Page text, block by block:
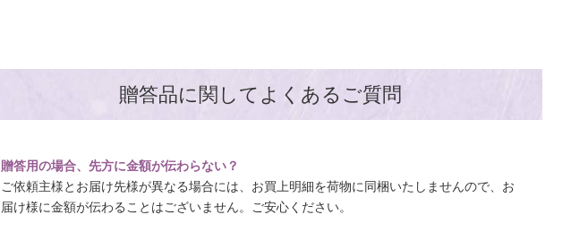
贈答品に関してよくあるご質問
贈答用の場合、先方に金額が伝わらない？
ご依頼主様とお届け先様が異なる場合には、お買上明細を荷物に同梱いたしませんので、お
届け様に金額が伝わることはございません。ご安心ください。